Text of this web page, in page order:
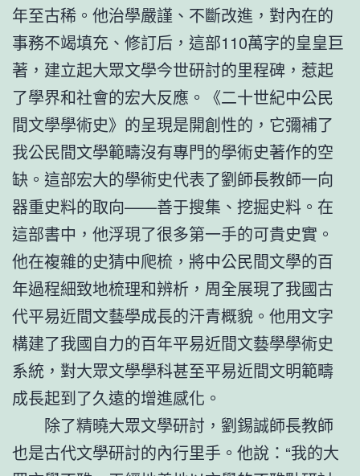
年至古稀。他治學嚴謹、不斷改進，對內在的
事務不竭填充、修訂后，這部110萬字的皇皇巨
著，建立起大眾文學今世研討的里程碑，惹起
了學界和社會的宏大反應。《二十世紀中公民
間文學學術史》的呈現是開創性的，它彌補了
我公民間文學範疇沒有專門的學術史著作的空
缺。這部宏大的學術史代表了劉師長教師一向
器重史料的取向——善于搜集、挖掘史料。在
這部書中，他浮現了很多第一手的可貴史實。
他在複雜的史猜中爬梳，將中公民間文學的百
年過程細致地梳理和辨析，周全展現了我國古
代平易近間文藝學成長的汗青概貌。他用文字
構建了我國自力的百年平易近間文藝學學術史
系統，對大眾文學學科甚至平易近間文明範疇
成長起到了久遠的增進感化。
除了精曉大眾文學研討，劉錫誠師長教師
也是古代文學研討的內行里手。他說：“我的大